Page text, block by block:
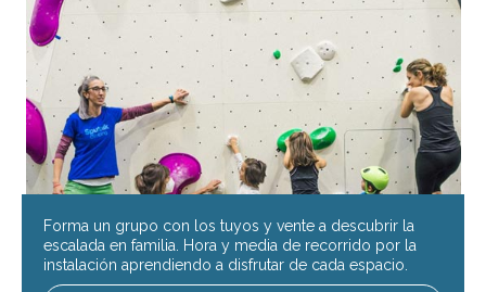
Forma un grupo con los tuyos y vente a descubrir la
escalada en familia. Hora y media de recorrido por la
instalación aprendiendo a disfrutar de cada espacio.